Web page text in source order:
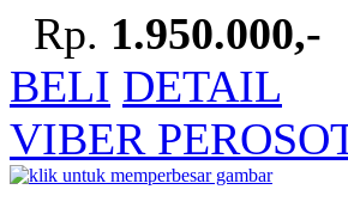
Rp. 1.950.000,-
BELI DETAIL
VIBER